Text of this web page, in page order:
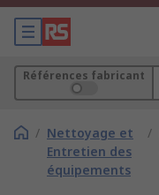
Références fabricant
/ Nettoyage et
Entretien des
équipements
/